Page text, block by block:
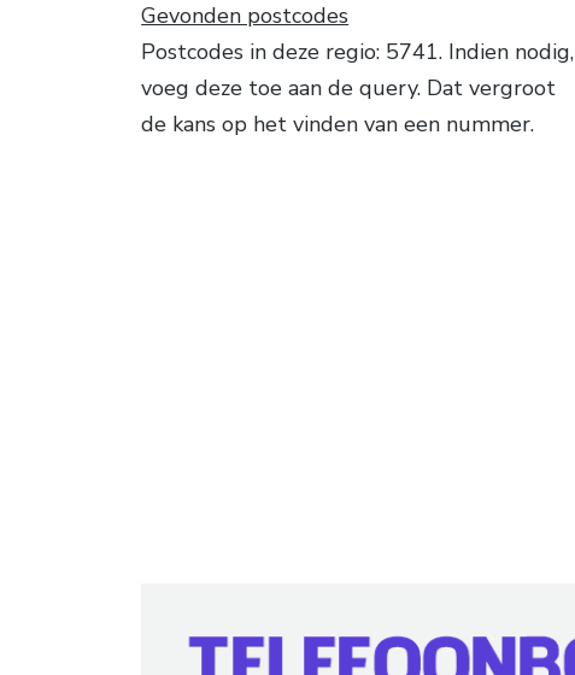
Gevonden postcodes
Postcodes in deze regio: 5741. Indien nodig,
voeg deze toe aan de query. Dat vergroot
de kans op het vinden van een nummer.